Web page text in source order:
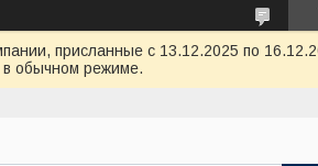
присланные с 13.12.2025 по
в обычном режиме.